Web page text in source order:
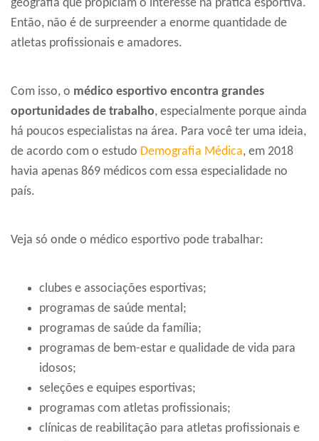
geografia que propiciam o interesse na prática esportiva.
Então, não é de surpreender a enorme quantidade de
atletas profissionais e amadores.
Com isso, o médico esportivo encontra grandes
oportunidades de trabalho, especialmente porque ainda
há poucos especialistas na área. Para você ter uma ideia,
de acordo com o estudo Demografia Médica, em 2018
havia apenas 869 médicos com essa especialidade no
país.
Veja só onde o médico esportivo pode trabalhar:
clubes e associações esportivas;
programas de saúde mental;
programas de saúde da família;
programas de bem-estar e qualidade de vida para
idosos;
seleções e equipes esportivas;
programas com atletas profissionais;
clínicas de reabilitação para atletas profissionais e